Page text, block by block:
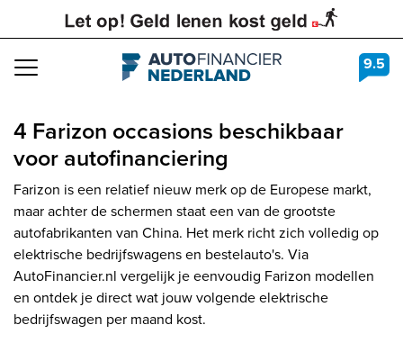
Navigation 9.5
4 Farizon occasions beschikbaar
voor autofinanciering
Farizon is een relatief nieuw merk op de Europese markt,
maar achter de schermen staat een van de grootste
autofabrikanten van China. Het merk richt zich volledig op
elektrische bedrijfswagens en bestelauto's. Via
AutoFinancier.nl vergelijk je eenvoudig Farizon modellen
en ontdek je direct wat jouw volgende elektrische
bedrijfswagen per maand kost.